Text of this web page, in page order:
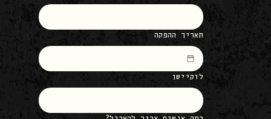
תאריך ההפקה
לוקיישן